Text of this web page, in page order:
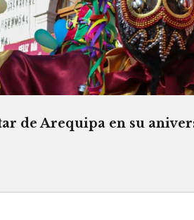
de Arequipa en su